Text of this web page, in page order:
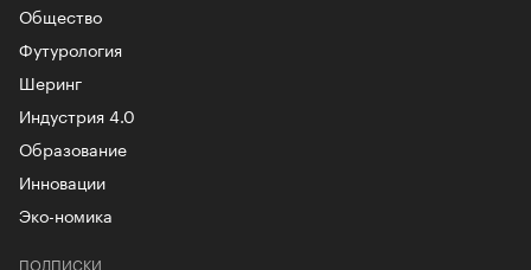
Общество
Футурология
Шеринг
Индустрия 4.0
Образование
Инновации
Эко-номика
ПОДПИСКИ